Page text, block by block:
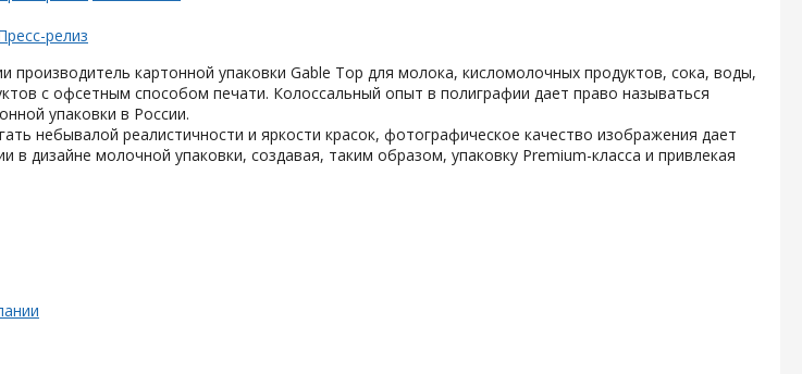
релиз
картонной упаковки Gable Top для молока, кисломолочных продуктов, сока, воды,
с офсетным способом печати. Колоссальный опыт в полиграфии дает право называться
упаковки в России.
небывалой реалистичности и яркости красок, фотографическое качество изображения дает
дизайне молочной упаковки, создавая, таким образом, упаковку Premium-класса и привлекая